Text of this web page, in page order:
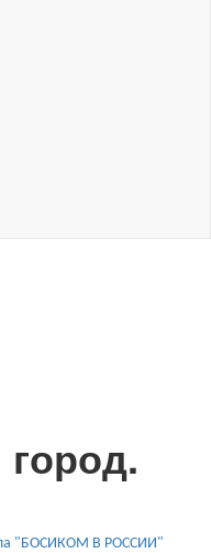
"БОСИКОМ В РОССИИ"